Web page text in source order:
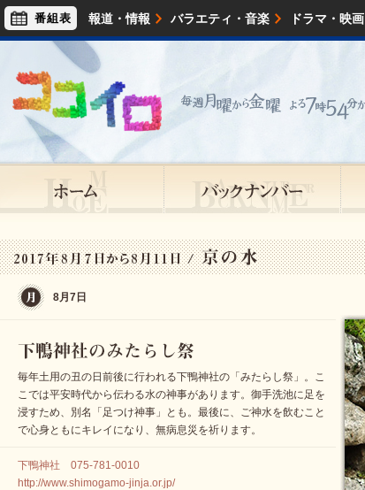
報道・情報 バラエティ・音楽 ドラマ・映画
ライフスタイル
番組表
8月7日
毎年土用の丑の日前後に行われる下鴨神社の「みたらし祭」。こ
こでは平安時代から伝わる水の神事があります。御手洗池に足を
浸すため、別名「足つけ神事」とも。最後に、ご神水を飲むこと
で心身ともにキレイになり、無病息災を祈ります。
下鴨神社 075-781-0010
http://www.shimogamo-jinja.or.jp/